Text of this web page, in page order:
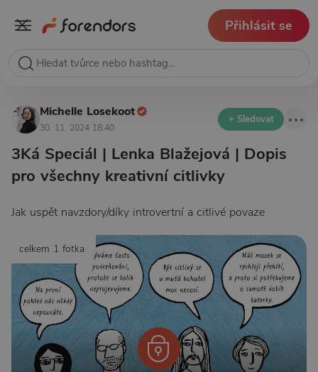
Přihlásit se
Michelle Losekoot
30. 11. 2024 18:40
+ Sledovat
3Ká Speciál | Lenka Blažejová | Dopis
pro všechny kreativní citlivky
Jak uspět navzdory/díky introvertní a citlivé povaze
celkem 1 fotka